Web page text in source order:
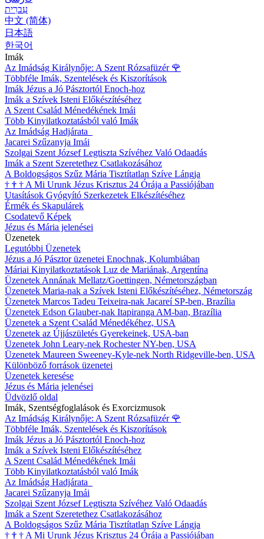
עִברִית
中文 (简体)
日本語
한국어
Imák
Az Imádság Királynője: A Szent Rózsafüzér 🌹
Többféle Imák, Szentelések és Kiszorítások
Imák Jézus a Jó Pásztortól Enoch-hoz
Imák a Szívek Isteni Előkészítéséhez
A Szent Család Ménedékének Imái
Több Kinyilatkoztatásból való Imák
Az Imádság Hadjárata
Jacarei Szűzanyja Imái
Szolgai Szent József Legtiszta Szívéhez Való Odaadás
Imák a Szent Szeretethez Csatlakozásához
A Boldogságos Szűz Mária Tisztítatlan Szíve Lángja
† † † A Mi Urunk Jézus Krisztus 24 Órája a Passiójában
Utasítások Gyógyító Szerkezetek Elkészítéséhez
Érmék és Skapulárek
Csodatevő Képek
Jézus és Mária jelenései
Üzenetek
Legutóbbi Üzenetek
Jézus a Jó Pásztor üzenetei Enochnak, Kolumbiában
Máriai Kinyilatkoztatások Luz de Mariának, Argentína
Üzenetek Annának Mellatz/Goettingen, Németországban
Üzenetek Maria-nak a Szívek Isteni Előkészítéséhez, Németország
Üzenetek Marcos Tadeu Teixeira-nak Jacareí SP-ben, Brazília
Üzenetek Edson Glauber-nak Itapiranga AM-ban, Brazília
Üzenetek a Szent Család Ménedékéhez, USA
Üzenetek az Újjászületés Gyerekeinek, USA-ban
Üzenetek John Leary-nek Rochester NY-ben, USA
Üzenetek Maureen Sweeney-Kyle-nek North Ridgeville-ben, USA
Különböző források üzenetei
Üzenetek keresése
Jézus és Mária jelenései
Üdvözlő oldal
Imák, Szentségfoglalások és Exorcizmusok
Az Imádság Királynője: A Szent Rózsafüzér 🌹
Többféle Imák, Szentelések és Kiszorítások
Imák Jézus a Jó Pásztortól Enoch-hoz
Imák a Szívek Isteni Előkészítéséhez
A Szent Család Ménedékének Imái
Több Kinyilatkoztatásból való Imák
Az Imádság Hadjárata
Jacarei Szűzanyja Imái
Szolgai Szent József Legtiszta Szívéhez Való Odaadás
Imák a Szent Szeretethez Csatlakozásához
A Boldogságos Szűz Mária Tisztítatlan Szíve Lángja
† † † A Mi Urunk Jézus Krisztus 24 Órája a Passiójában